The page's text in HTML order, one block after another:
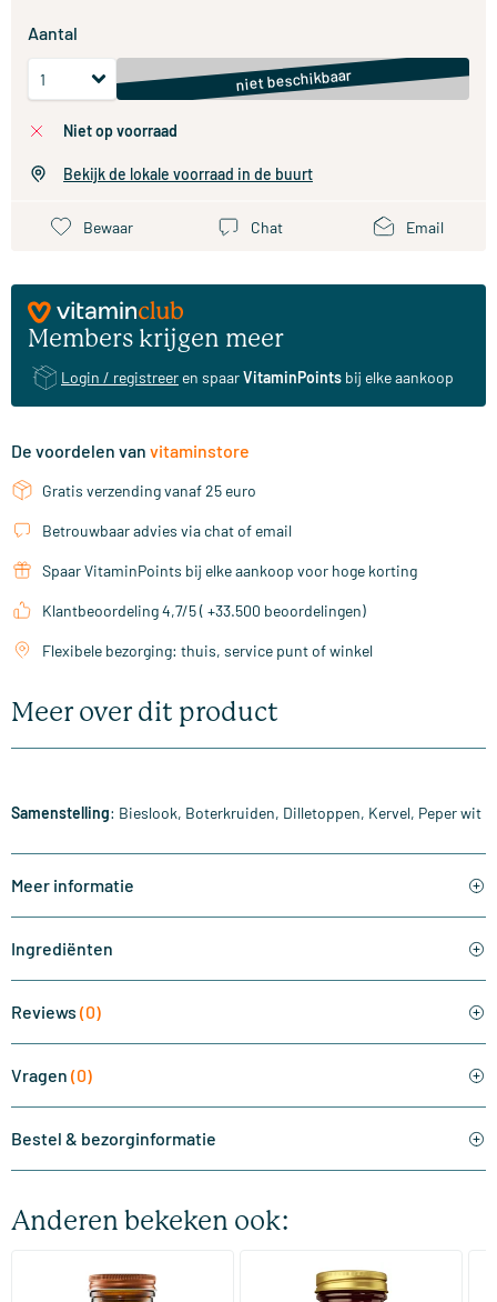
Aantal
niet beschikbaar
niet op voorraad
Bekijk de lokale voorraad in de buurt
Bewaar Chat Email
Members krijgen meer
Login / registreer en spaarVitaminPoints bij elke aankoop
De voordelen van vitaminstore
Gratis verzending vanaf 25 euro
Betrouwbaar advies via chat of email
Spaar VitaminPoints bij elke aankoop voor hoge korting
Klantbeoordeling 4,7/5 ( +33.500 beoordelingen)
Flexibele bezorging: thuis, service punt of winkel
Meer over dit product
Samenstelling: Bieslook, Boterkruiden, Dilletoppen, Kervel, Peper wit
Meer informatie
Ingrediënten
Reviews (0)
Vragen (0)
Bestel & bezorginformatie
Anderen bekeken ook:
(510)
Super Magnesium
(287)
Magnesium Citrate